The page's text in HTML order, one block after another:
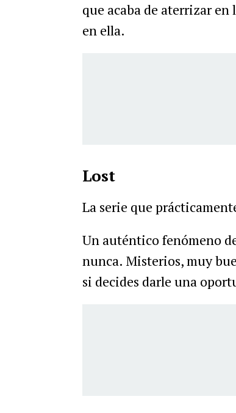
que acaba de aterrizar
en ella.
Lost
La serie que
Un auténtico fenómeno
nunca. Misterios, muy
si decides darle una